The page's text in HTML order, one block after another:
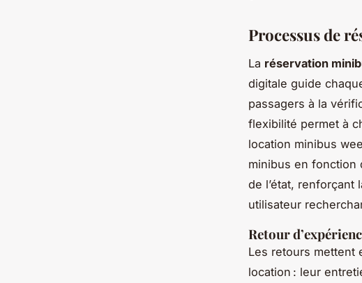
Processus de
La réservation
digitale guide
passagers à la
flexibilité permet à
location minibus
minibus en fonction
de l’état,
utilisateur
Retour
Les retours mettent
location : leur